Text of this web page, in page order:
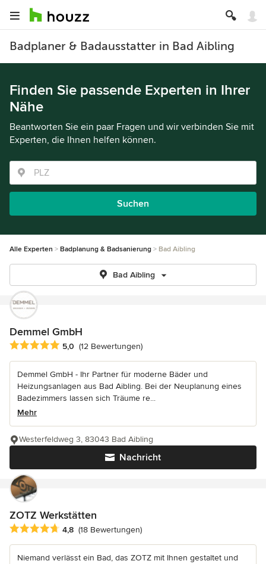
Badplaner & Badausstatter in Bad Aibling
Finden Sie passende Experten in Ihrer
Nähe
Beantworten Sie ein paar Fragen und wir verbinden Sie mit
Experten, die Ihnen helfen können.
Suchen
Alle Experten Badplanung & Badsanierung Bad Aibling
Bad Aibling
Demmel GmbH
Durchschnittliche Bewertung: 5 von 5 Sternen
5,0 (12 Bewertungen)
Demmel GmbH - Ihr Partner für moderne Bäder und
Heizungsanlagen aus Bad Aibling. Bei der Neuplanung eines
Badezimmers lassen sich Träume re...
Mehr
Nachricht
Westerfeldweg 3, 83043 Bad Aibling
ZOTZ Werkstätten
Durchschnittliche Bewertung: 4.8 von 5 Sternen
4,8 (18 Bewertungen)
Niemand verlässt ein Bad, das ZOTZ mit Ihnen gestaltet und